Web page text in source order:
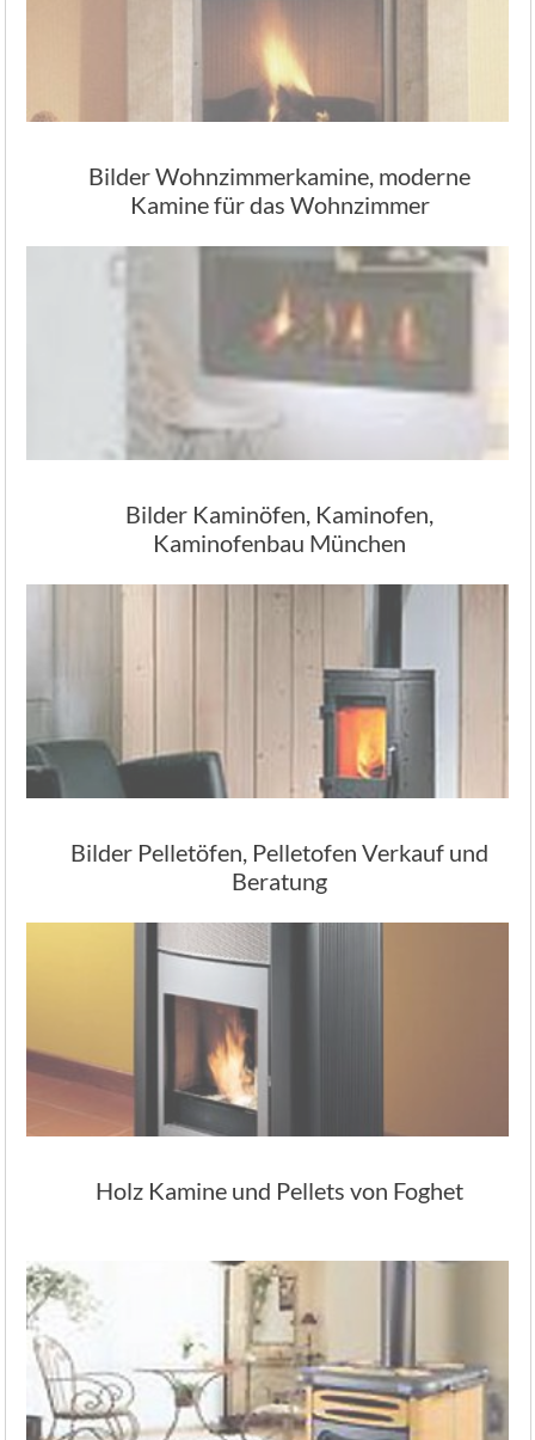
Bilder Wohnzimmerkamine, moderne
Kamine für das Wohnzimmer
Bilder Kaminöfen, Kaminofen,
Kaminofenbau München
Bilder Pelletöfen, Pelletofen Verkauf und
Beratung
Holz Kamine und Pellets von Foghet